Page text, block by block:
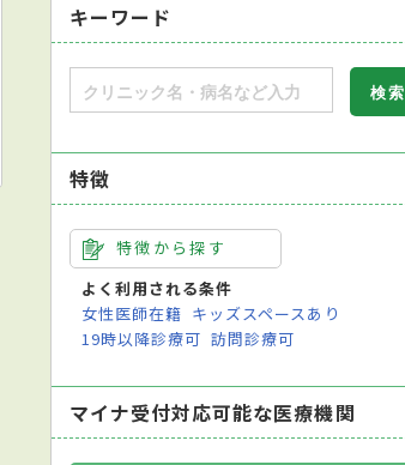
キーワード
特徴
特徴から探す
よく利用される条件
女性医師在籍 キッズスペースあり
19時以降診療可 訪問診療可
マイナ受付対応可能な医療機関